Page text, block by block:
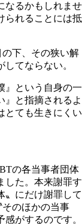
なるかもしれませ
られることには抵
下、その狭い解
てならない。
』という自身の一
』と指摘されるよ
とても生きにくい
の各当事者団体
した。本来謝罪す
〟にだけ謝罪して
のほかの当事
がするのです。